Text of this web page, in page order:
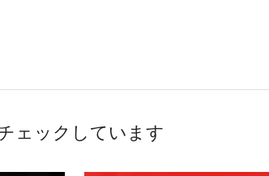
ェックしています